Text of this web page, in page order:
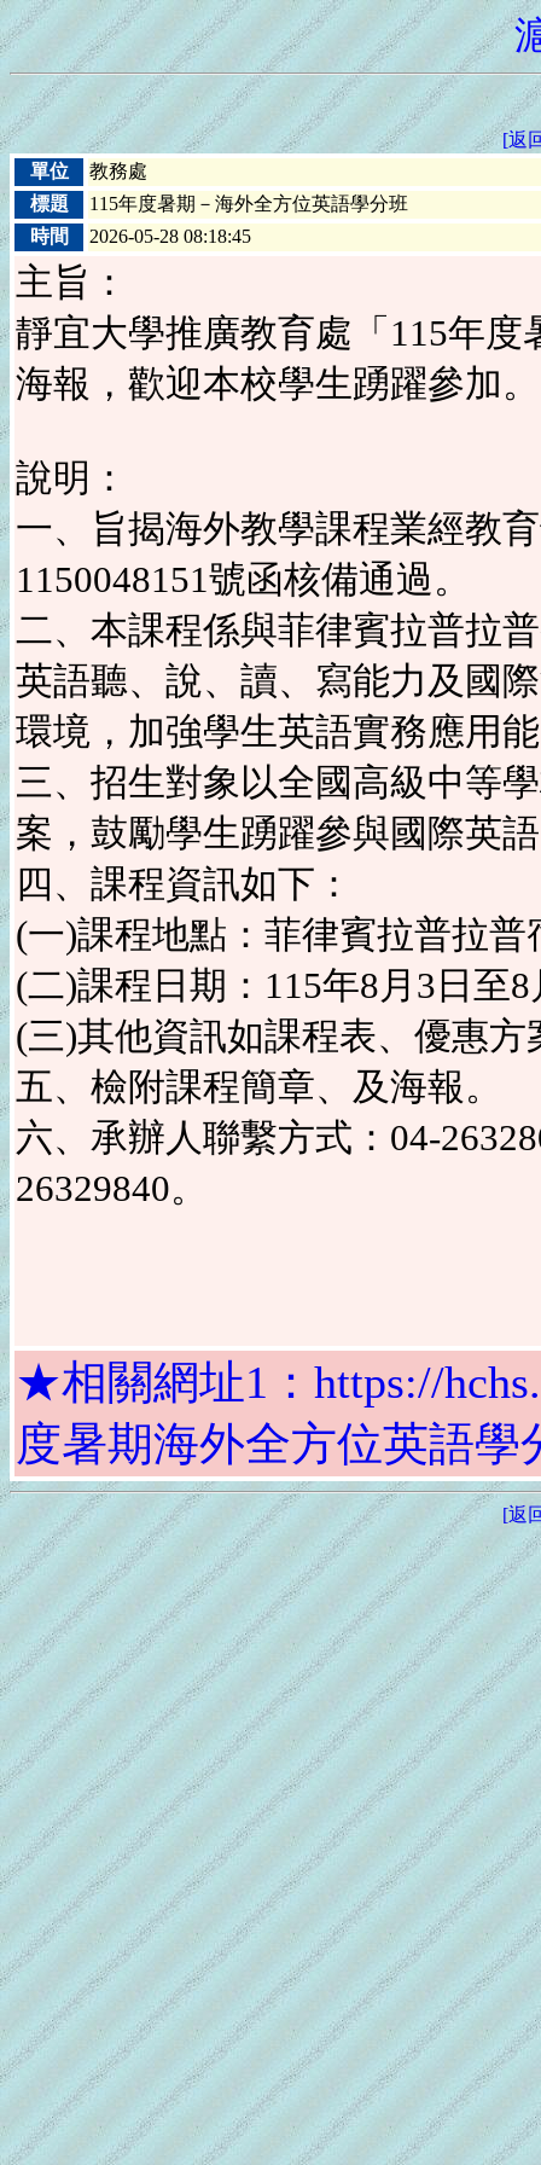
[返
單位
教務處
標題
115年度暑期－海外全方位英語學分班
時間
2026-05-28 08:18:45
主旨：
靜宜大學推廣教育處「115年
海報，歡迎本校學生踴躍參加。
說明：
一、旨揭海外教學課程業經教
1150048151號函核備通過。
二、本課程係與菲律賓拉普拉
英語聽、說、讀、寫能力及國
環境，加強學生英語實務應用
三、招生對象以全國高級中等
案，鼓勵學生踴躍參與國際英
四、課程資訊如下：
(一)課程地點：菲律賓拉普拉普
(二)課程日期：115年8月3日至
(三)其他資訊如課程表、優惠
五、檢附課程簡章、及海報。
六、承辦人聯繫方式：04-
26329840。
★相關網址1：https://
度暑期海外全方位英語學
[返